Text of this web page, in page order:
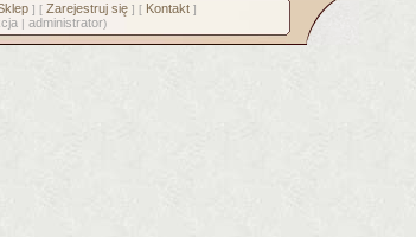
] [ Zarejestruj się] [ Kontakt]
| administrator)